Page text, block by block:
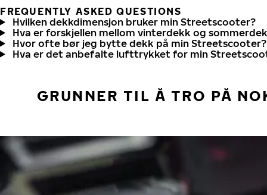
FREQUENTLY ASKED QUESTIONS
Hvilken dekkdimensjon bruker min Streetscooter?
Hva er forskjellen mellom vinterdekk og
Hvor ofte bør jeg bytte dekk på min Streetscooter?
Hva er det anbefalte lufttrykket for min
GRUNNER TIL Å TRO PÅ